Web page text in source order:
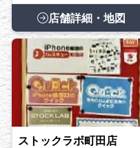
店舗詳細・地図
ストックラボ町田店